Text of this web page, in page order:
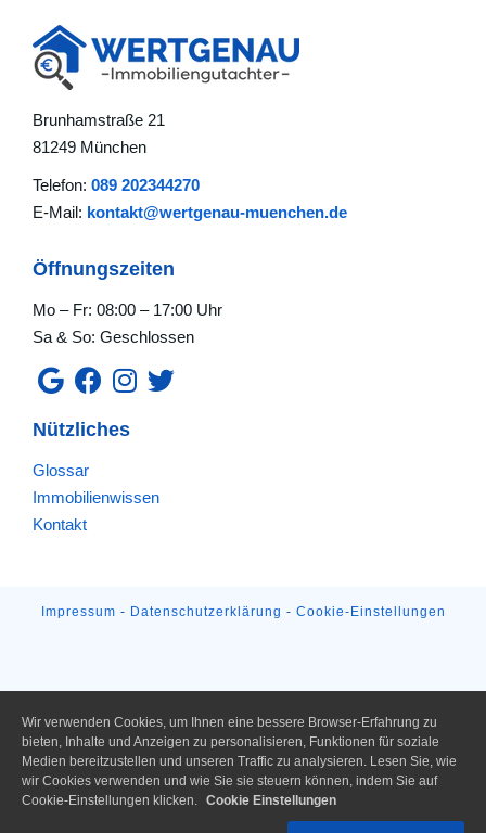
Brunhamstraße 21
81249 München
Telefon: 089 202344270
E-Mail: kontakt@wertgenau-muenchen.de
Öffnungszeiten
Mo – Fr: 08:00 – 17:00 Uhr
Sa & So: Geschlossen
Nützliches
Glossar
Immobilienwissen
Kontakt
Impressum - Datenschutzerklärung - Cookie-Einstellungen
Wir verwenden Cookies, um Ihnen eine bessere Browser-Erfahrung zu
bieten, Inhalte und Anzeigen zu personalisieren, Funktionen für soziale
Medien bereitzustellen und unseren Traffic zu analysieren. Lesen Sie, wie
wir Cookies verwenden und wie Sie sie steuern können, indem Sie auf
Cookie-Einstellungen klicken. Cookie Einstellungen